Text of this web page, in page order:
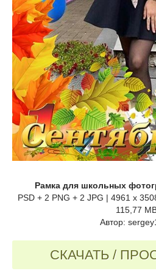
Рамка для школьных
PSD + 2 PNG + 2 JPG | 4961 x
115,77
Автор:
СКАЧАТЬ /